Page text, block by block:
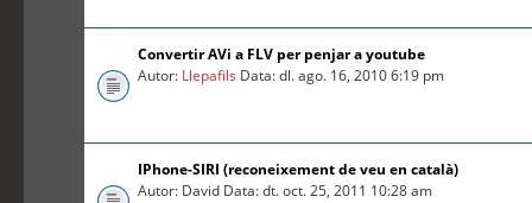
Convertir AVi a FLV per penjar a youtube
Autor: Llepafils Data: dl. ago. 16, 2010 6:19 pm
IPhone-SIRI (reconeixement de veu en català)
Autor: David Data: dt. oct. 25, 2011 10:28 am